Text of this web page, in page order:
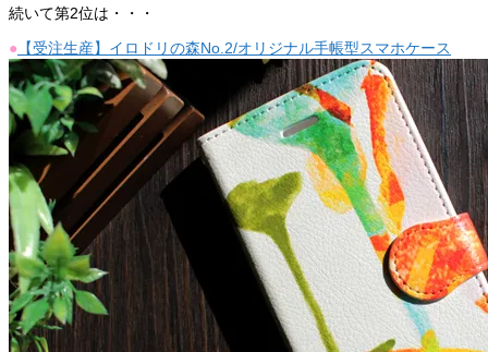
続いて第2位は・・・
● 【受注生産】イロドリの森No.2/オリジナル手帳型スマホケース